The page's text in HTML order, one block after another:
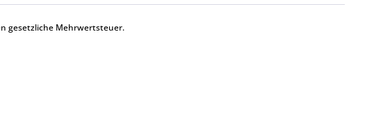
gesetzliche Mehrwertsteuer.